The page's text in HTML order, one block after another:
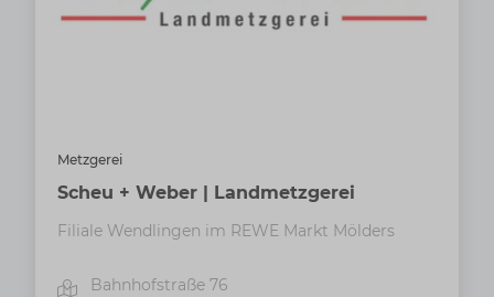
Metzgerei
Scheu + Weber | Landmetzgerei
Filiale Wendlingen im REWE Markt Mölders
Bahnhofstraße 76